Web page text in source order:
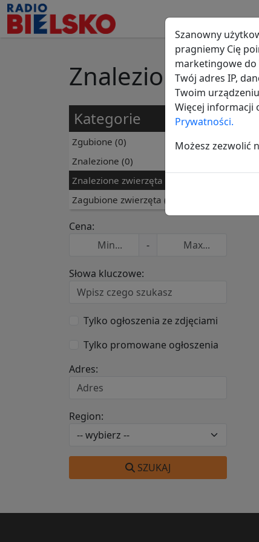
Znalezione
Kategorie
Zgubione (0)
Znalezione (0)
Znalezione zwierzęta
Zagubione zwierzęta (1)
Cena:
-
Słowa kluczowe:
Tylko ogłoszenia ze zdjęciami
Tylko promowane ogłoszenia
Adres:
Region:
SZUKAJ
Szanowny
pragniemy Cię
marketingowe do
Twój adres IP,
Twoim
Więcej informacji
Prywatności.
Możesz zezwolić